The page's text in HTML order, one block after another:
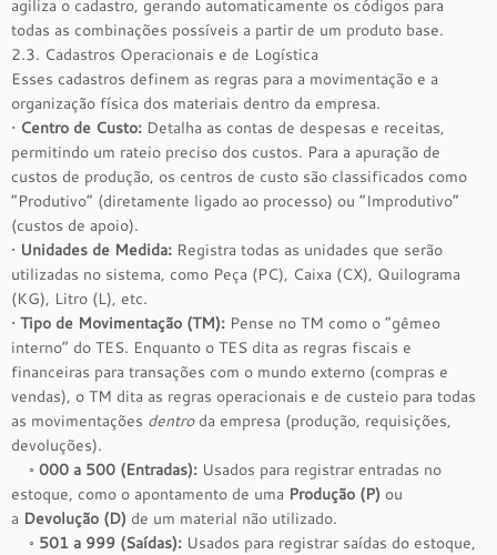
agiliza o cadastro, gerando automaticamente os códigos para
todas as combinações possíveis a partir de um produto base.
2.3. Cadastros Operacionais e de Logística
Esses cadastros definem as regras para a movimentação e a
organização física dos materiais dentro da empresa.
• Centro de Custo: Detalha as contas de despesas e receitas,
permitindo um rateio preciso dos custos. Para a apuração de
custos de produção, os centros de custo são classificados como
“Produtivo” (diretamente ligado ao processo) ou “Improdutivo”
(custos de apoio).
• Unidades de Medida: Registra todas as unidades que serão
utilizadas no sistema, como Peça (PC), Caixa (CX), Quilograma
(KG), Litro (L), etc.
• Tipo de Movimentação (TM): Pense no TM como o “gêmeo
interno” do TES. Enquanto o TES dita as regras fiscais e
financeiras para transações com o mundo externo (compras e
vendas), o TM dita as regras operacionais e de custeio para todas
as movimentações dentroda empresa (produção, requisições,
devoluções).
◦ 000 a 500 (Entradas): Usados para registrar entradas no
estoque, como o apontamento de uma Produção (P) ou
a Devolução (D) de um material não utilizado.
◦ 501 a 999 (Saídas): Usados para registrar saídas do estoque,